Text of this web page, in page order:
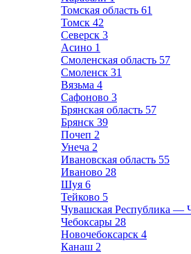
Томская область 61
Томск 42
Северск 3
Асино 1
Смоленская область 57
Смоленск 31
Вязьма 4
Сафоново 3
Брянская область 57
Брянск 39
Почеп 2
Унеча 2
Ивановская область 55
Иваново 28
Шуя 6
Тейково 5
Чувашская Республика —
Чебоксары 28
Новочебоксарск 4
Канаш 2